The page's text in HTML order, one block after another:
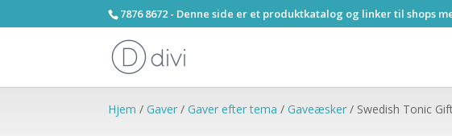
7876 8672 - Denne side er et produktkatalog og linker til shops
Hjem /Gaver /Gaver efter tema /Gaveæsker / Swedish Tonic